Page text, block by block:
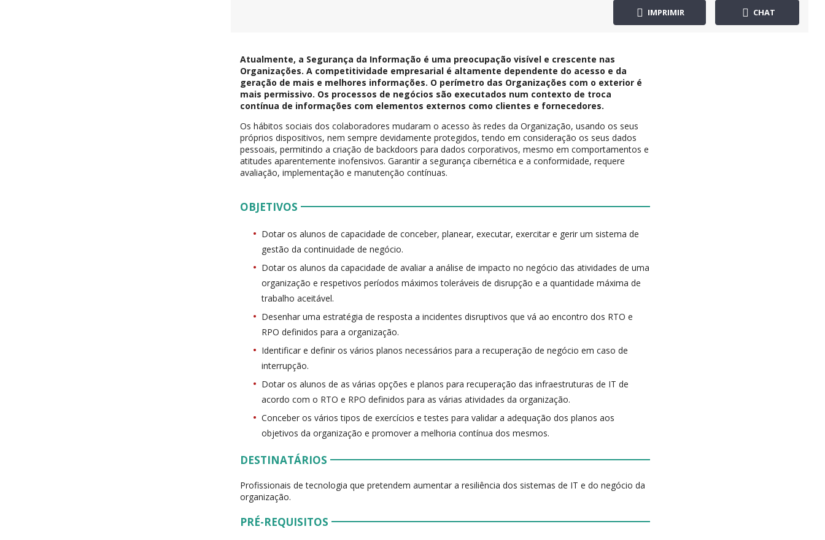
IMPRIMIR CHAT
Atualmente, a Segurança da Informação é uma preocupação visível e crescente nas
Organizações. A competitividade empresarial é altamente dependente do acesso e da
geração de mais e melhores informações. O perímetro das Organizações com o exterior é
mais permissivo. Os processos de negócios são executados num contexto de troca
contínua de informações com elementos externos como clientes e fornecedores.
Os hábitos sociais dos colaboradores mudaram o acesso às redes da Organização, usando os seus
próprios dispositivos, nem sempre devidamente protegidos, tendo em consideração os seus dados
pessoais, permitindo a criação de backdoors para dados corporativos, mesmo em comportamentos e
atitudes aparentemente inofensivos. Garantir a segurança cibernética e a conformidade, requere
avaliação, implementação e manutenção contínuas.
OBJETIVOS
Dotar os alunos de capacidade de conceber, planear, executar, exercitar e gerir um sistema de
gestão da continuidade de negócio.
Dotar os alunos da capacidade de avaliar a análise de impacto no negócio das atividades de uma
organização e respetivos períodos máximos toleráveis de disrupção e a quantidade máxima de
trabalho aceitável.
Desenhar uma estratégia de resposta a incidentes disruptivos que vá ao encontro dos RTO e
RPO definidos para a organização.
Identificar e definir os vários planos necessários para a recuperação de negócio em caso de
interrupção.
Dotar os alunos de as várias opções e planos para recuperação das infraestruturas de IT de
acordo com o RTO e RPO definidos para as várias atividades da organização.
Conceber os vários tipos de exercícios e testes para validar a adequação dos planos aos
objetivos da organização e promover a melhoria contínua dos mesmos.
DESTINATÁRIOS
Profissionais de tecnologia que pretendem aumentar a resiliência dos sistemas de IT e do negócio da
organização.
PRÉ-REQUISITOS